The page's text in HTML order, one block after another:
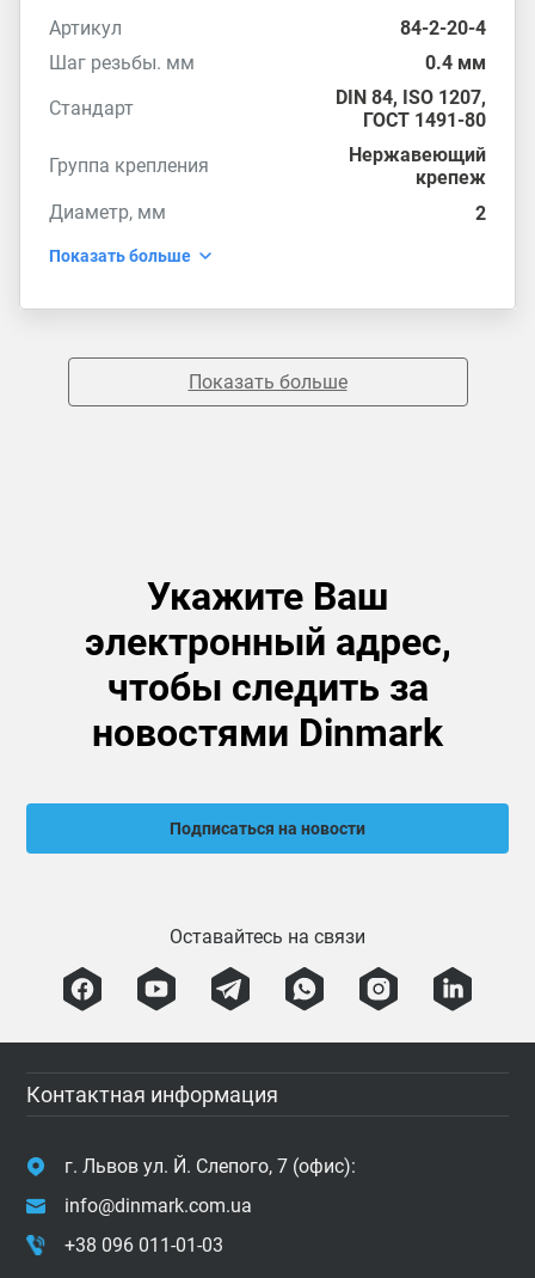
Артикул
84-2-20-4
Шаг резьбы. мм
0.4 мм
Стандарт
DIN 84, ISO 1207,
ГОСТ 1491-80
Группа крепления
Нержавеющий
крепеж
Диаметр, мм
2
Показать больше
Показать больше
Укажите Ваш
электронный адрес,
чтобы следить за
новостями Dinmark
Подписаться на новости
Оставайтесь на связи
Контактная информация
г. Львов ул. Й. Слепого, 7 (офис):
info@dinmark.com.ua
+38 096 011-01-03